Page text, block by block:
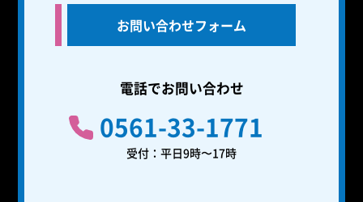
お問い合わせフォーム
電話でお問い合わせ
0561-33-1771
受付：平日9時〜17時